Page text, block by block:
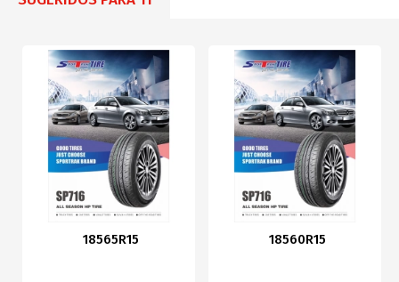
18565R15 18560R15